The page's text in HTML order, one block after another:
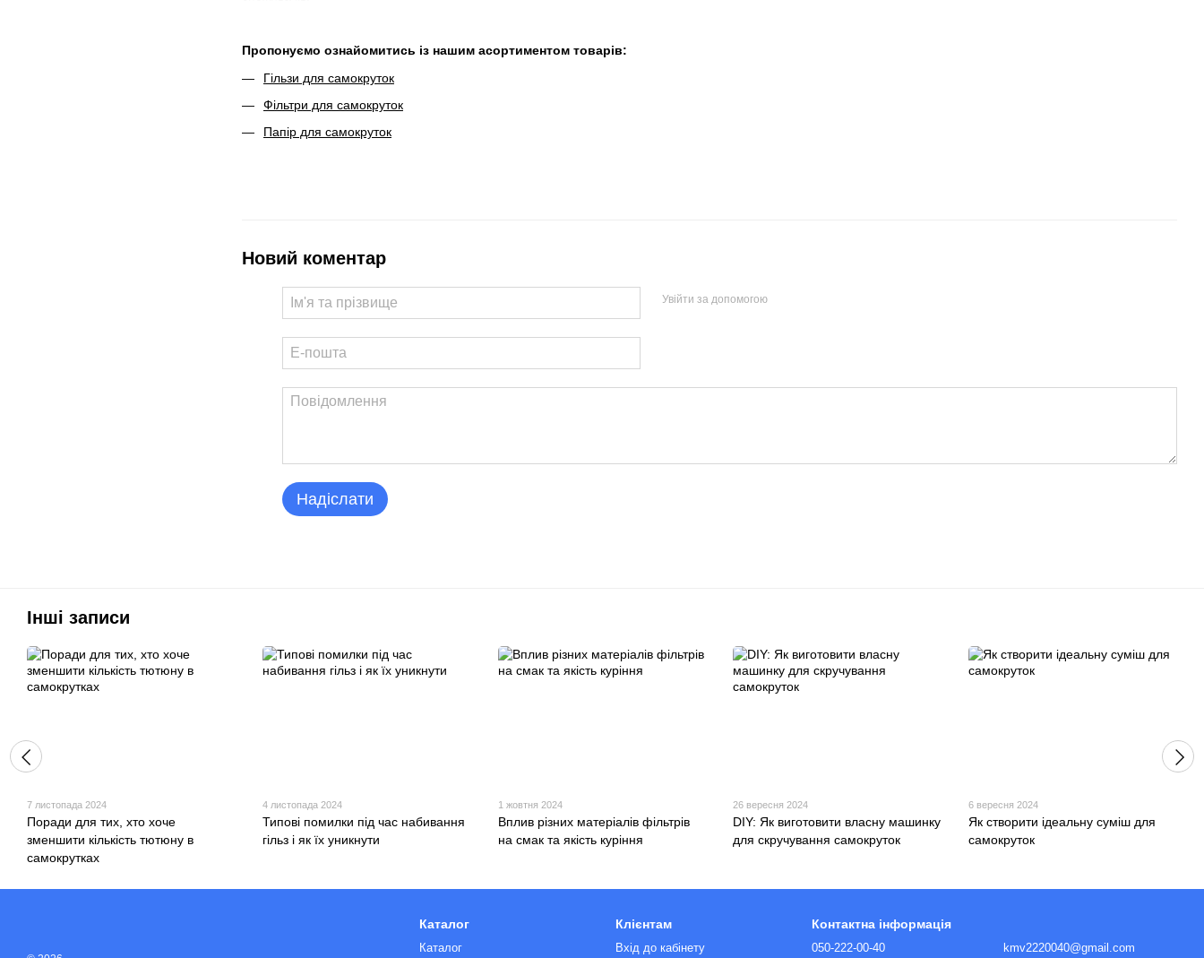
Пропонуємо ознайомитись із нашим асортиментом товарів:
Гільзи для самокруток
Фільтри для самокруток
Папір для самокруток
Новий коментар
Увійти за допомогою
Надіслати
Інші записи
7 листопада 2024
Поради для тих, хто хоче
зменшити кількість тютюну в
самокрутках
4 листопада 2024
Типові помилки під час набивання
гільз і як їх уникнути
1 жовтня 2024
Вплив різних матеріалів фільтрів
на смак та якість куріння
26 вересня 2024
DIY: Як виготовити власну машинку
для скручування самокруток
6 вересня 2024
Як створити ідеальну суміш для
самокруток
Каталог
Каталог
Клієнтам
Вхід до кабінету
Контактна інформація
050-222-00-40 kmv2220040@gmail.com